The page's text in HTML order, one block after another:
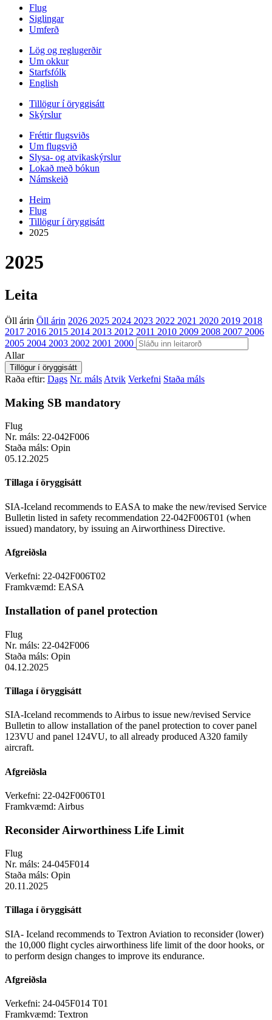
Flug
Siglingar
Umferð
Lög og reglugerðir
Um okkur
Starfsfólk
English
Tillögur í öryggisátt
Skýrslur
Fréttir flugsviðs
Um flugsvið
Slysa- og atvikaskýrslur
Lokað með bókun
Námskeið
Heim
Flug
Tillögur í öryggisátt
2025
2025
Leita
Öll árin Öll árin 2026 2025 2024 2023 2022 2021 2020 2019 2018
2017 2016 2015 2014 2013 2012 2011 2010 2009 2008 2007 2006
2005 2004 2003 2002 2001 2000
Allar
Raða eftir: Dags Nr. máls Atvik Verkefni Staða máls
Making SB mandatory
Flug
Nr. máls: 22-042F006
Staða máls: Opin
05.12.2025
Tillaga í öryggisátt
SIA-Iceland recommends to EASA to make the new/revised Service
Bulletin listed in safety recommendation 22-042F006T01 (when
issued) mandatory, by issuing an Airworthiness Directive.
Afgreiðsla
Verkefni: 22-042F006T02
Framkvæmd: EASA
Installation of panel protection
Flug
Nr. máls: 22-042F006
Staða máls: Opin
04.12.2025
Tillaga í öryggisátt
SIA-Iceland recommends to Airbus to issue new/revised Service
Bulletin to allow installation of the panel protection to cover panel
123VU and panel 124VU, to all already produced A320 family
aircraft.
Afgreiðsla
Verkefni: 22-042F006T01
Framkvæmd: Airbus
Reconsider Airworthiness Life Limit
Flug
Nr. máls: 24-045F014
Staða máls: Opin
20.11.2025
Tillaga í öryggisátt
SIA- Iceland recommends to Textron Aviation to reconsider (lower)
the 10,000 flight cycles airworthiness life limit of the door hooks, or
to perform design changes to improve its endurance.
Afgreiðsla
Verkefni: 24-045F014 T01
Framkvæmd: Textron